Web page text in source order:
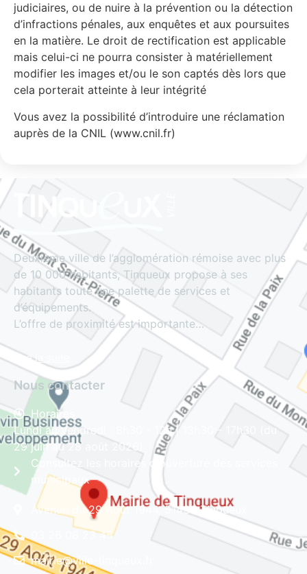
judiciaires, ou de nuire à la prévention ou la détection
d’infractions pénales, aux enquêtes et aux poursuites
en la matière. Le droit de rectification est applicable
mais celui-ci ne pourra consister à matériellement
modifier les images et/ou le son captés dès lors que
cela porterait atteinte à leur intégrité
Vous avez la possibilité d’introduire une réclamation
auprès de la CNIL (www.cnil.fr)
Deuxième ville de l’agglomération rémoise avec plus
de 10 000 habitants, Tinqueux propose à ses
habitants toute une palette de services et
d’équipements.
L’offre de proximité est importante…
Lire la suite
Nous contacter
Horaires
Lundi au vendredi : 8h30 - 12h | 13h30 - 17h30 (du
29 juin au 28 août 2026)
Consultez les horaires d'ouverture des services
municipaux
Avenue du 29 Août 1944, 51430 Tinqueux
03 26 08 23 45
mairie@ville-tinqueux.fr